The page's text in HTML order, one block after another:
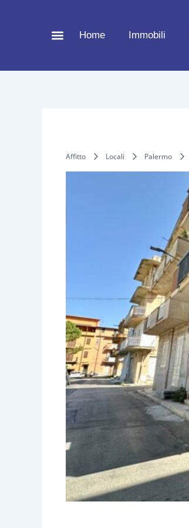
Home Immobili
Affitto Locali Palermo